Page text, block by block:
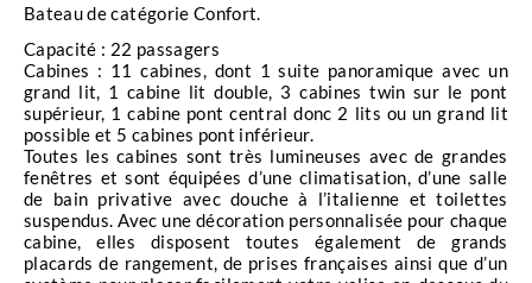
différentes profondeurs, ainsi que sur
destombants vertigineux
faune et flore sous-marines. Malgré uneexcellente
visibilité , il est presque difficile d’apercevoir les
fonds sableux où prennent racines ces murs
abrupts. Vous apprécierez la grande diversité des
espèces présentes sur ces récifs en parfaite santé.
Des alcyonaires flamboyants et des gorgones
spectaculaires filtrent les courants en créant de
beaux mouvements, animés par des bancs de
Bateau de catégorie Confort.
Capacité : 22 passagers
Cabines : 11 cabines, dont 1 suite panoramique avec un
grand lit, 1 cabine lit double, 3 cabines twin sur le pont
supérieur, 1 cabine pont central donc 2 lits ou un grand lit
possible et 5 cabines pont inférieur.
Toutes les cabines sont très lumineuses avec de grandes
fenêtres et sont équipées d’une climatisation, d’une salle
de bain privative avec douche à l’italienne et toilettes
suspendus. Avec une décoration personnalisée pour chaque
cabine, elles disposent toutes également de grands
placards de rangement, de prises françaises ainsi que d’un